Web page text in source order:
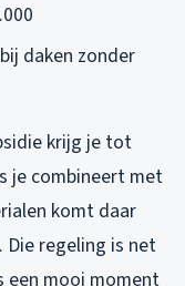
daken zonder
krijg je tot
je combineert met
komt daar
Die regeling is net
een mooi moment